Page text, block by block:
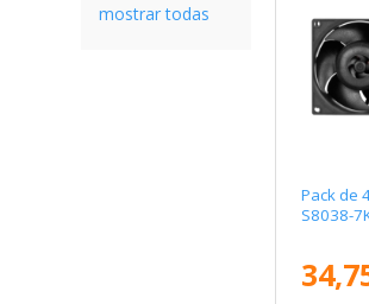
mostrar todas
Pack de
S8038-